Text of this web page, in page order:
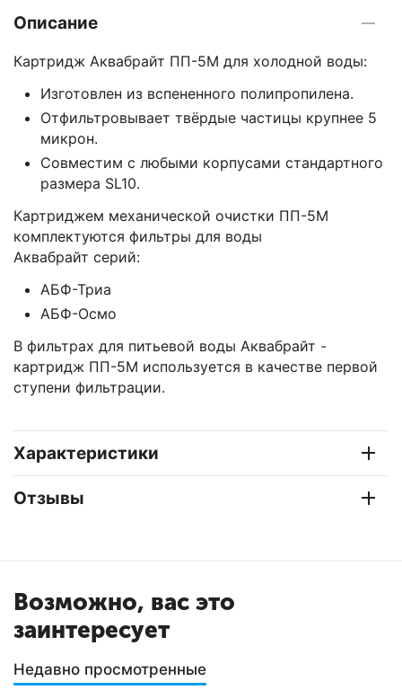
Описание
Картридж Аквабрайт ПП-5М для холодной воды:
Изготовлен из вспененного полипропилена.
Отфильтровывает твёрдые частицы крупнее 5
микрон.
Совместим с любыми корпусами стандартного
размера SL10.
Картриджем механической очистки ПП-5М
комплектуются фильтры для воды
Аквабрайт серий:
АБФ-Триа
АБФ-Осмо
В фильтрах для питьевой воды Аквабрайт -
картридж ПП-5М используется в качестве первой
ступени фильтрации.
Характеристики
Отзывы
Возможно, вас это
заинтересует
Недавно просмотренные